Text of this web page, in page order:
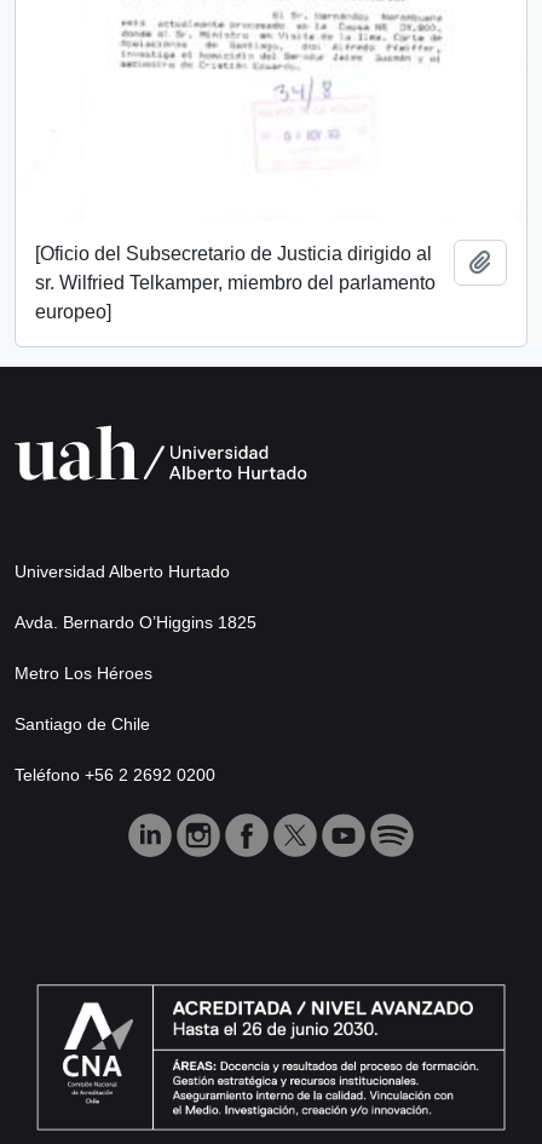
[Oficio del Subsecretario de Justicia dirigido al
sr. Wilfried Telkamper, miembro del parlamento
europeo]
Universidad Alberto Hurtado
Avda. Bernardo O’Higgins 1825
Metro Los Héroes
Santiago de Chile
Teléfono +56 2 2692 0200